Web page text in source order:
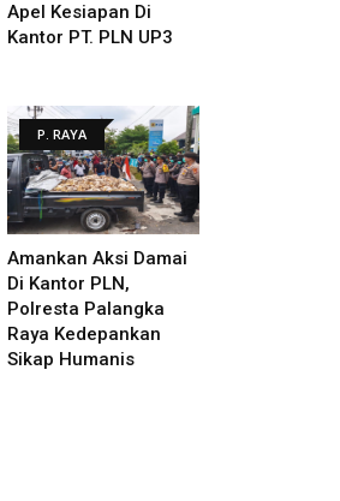
Apel Kesiapan Di
Kantor PT. PLN UP3
P. RAYA
Amankan Aksi Damai
Di Kantor PLN,
Polresta Palangka
Raya Kedepankan
Sikap Humanis